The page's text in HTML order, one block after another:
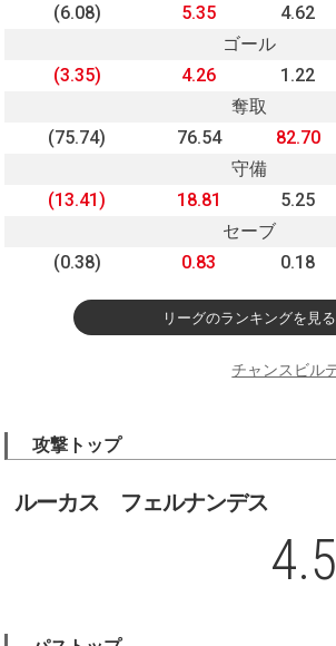
(6.08)
5.35 4.62
ゴール
(3.35)
4.26 1.22
奪取
(75.74)
76.54 82.70
守備
(13.41)
18.81 5.25
セーブ
(0.38)
0.83 0.18
リーグのランキングを見る
チャンスビル
攻撃トップ
ルーカス フェルナンデス